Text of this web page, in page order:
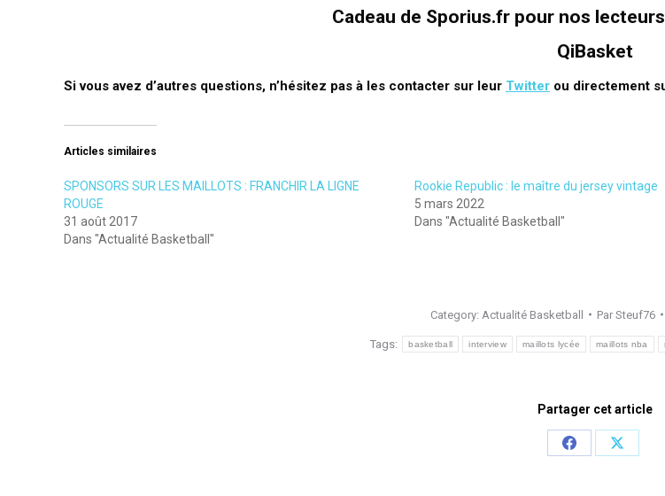
Cadeau de Sporius.fr pour nos
QiBasket
Si vous avez d’autres questions, n’hésitez pas à les contacter sur leur Twitter ou directement
Articles similaires
SPONSORS SUR LES MAILLOTS : FRANCHIR LA LIGNE
ROUGE
31 août 2017
Dans "Actualité Basketball"
Rookie Republic : le maître du jersey vintage
5 mars 2022
Dans "Actualité Basketball"
Category: Actualité Basketball Par Steuf76
Tags: basketball interview maillots lycée maillots nba
Partager cet article
Share
Share